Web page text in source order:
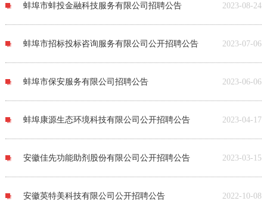
2023-08-24
蚌埠市蚌投金融科技服务有限公司招聘公告
2023-07-06
蚌埠市招标投标咨询服务有限公司公开招聘公告
2023-06-06
蚌埠市保安服务有限公司招聘公告
2023-04-17
蚌埠康源生态环境科技有限公司公开招聘公告
2023-03-15
安徽佳先功能助剂股份有限公司公开招聘公告
2022-10-08
安徽英特美科技有限公司公开招聘公告